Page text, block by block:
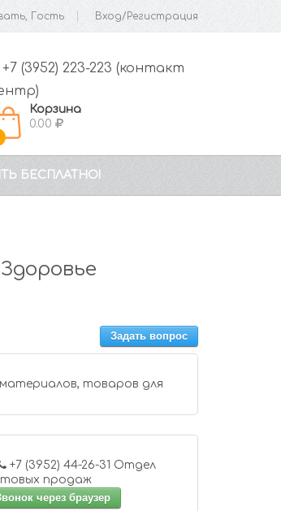
Гость Вход/Регистрация
(3952) 223-223 (контакт
Корзина
0.00
БЕСПЛАТНО!
Задать вопрос
товаров для
+7 (3952) 44-26-31 Отдел
продаж
через браузер